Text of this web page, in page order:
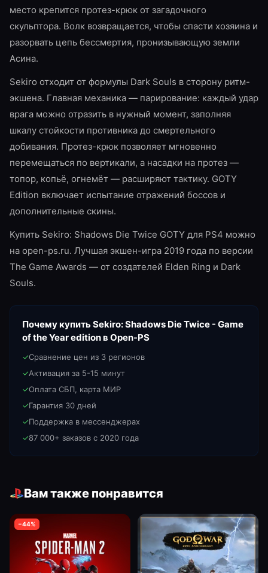
место крепится протез-крюк от загадочного
скульптора. Волк возвращается, чтобы спасти хозяина и
разорвать цепь бессмертия, пронизывающую земли
Асина.
Sekiro отходит от формулы Dark Souls в сторону ритм-
экшена. Главная механика — парирование: каждый удар
врага можно отразить в нужный момент, заполняя
шкалу стойкости противника до смертельного
добивания. Протез-крюк позволяет мгновенно
перемещаться по вертикали, а насадки на протез —
топор, копьё, огнемёт — расширяют тактику. GOTY
Edition включает испытание отражений боссов и
дополнительные скины.
Купить Sekiro: Shadows Die Twice GOTY для PS4 можно
на open-ps.ru. Лучшая экшен-игра 2019 года по версии
The Game Awards — от создателей Elden Ring и Dark
Souls.
Почему купитьSekiro: Shadows Die Twice - Game
of the Year editionв Open-PS
✓Сравнение цен из 3 регионов
✓Активация за 5-15 минут
✓Оплата СБП, карта МИР
✓Гарантия 30 дней
✓Поддержка в мессенджерах
✓87 000+ заказов с 2020 года
Вам также понравится
−44%